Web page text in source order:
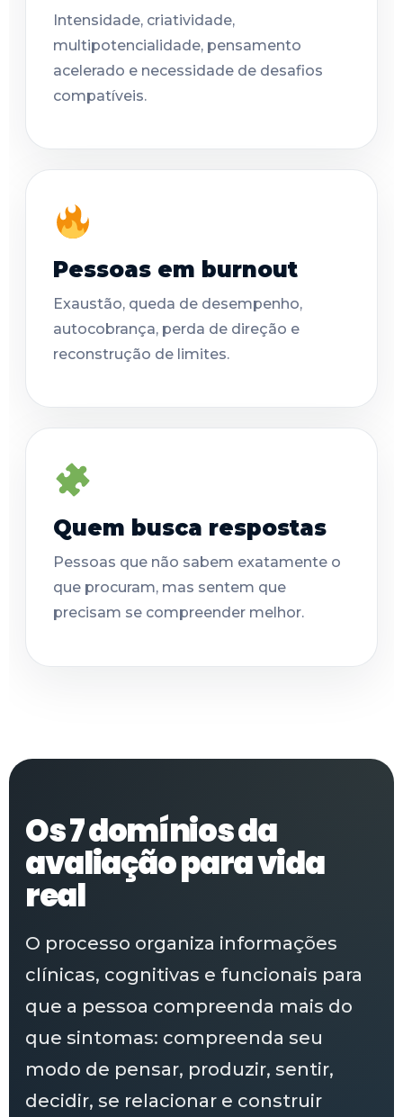
Intensidade, criatividade,
multipotencialidade, pensamento
acelerado e necessidade de desafios
compatíveis.
Pessoas em burnout
Exaustão, queda de desempenho,
autocobrança, perda de direção e
reconstrução de limites.
Quem busca respostas
Pessoas que não sabem exatamente o
que procuram, mas sentem que
precisam se compreender melhor.
Os 7 domínios da
avaliação para vida
real
O processo organiza informações
clínicas, cognitivas e funcionais para
que a pessoa compreenda mais do
que sintomas: compreenda seu
modo de pensar, produzir, sentir,
decidir, se relacionar e construir